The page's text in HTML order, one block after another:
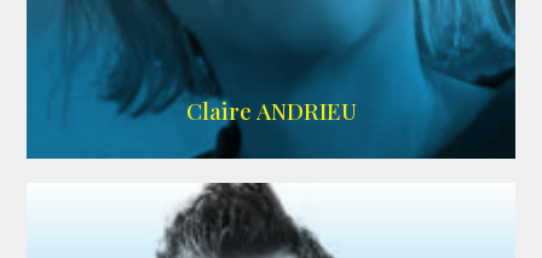
AGENCE ADÉQUAT
Claire ANDRIEU